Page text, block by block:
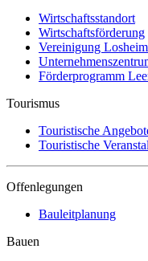
Wirtschaftsstandort
Wirtschaftsförderung
Vereinigung
Förderprogramm
Tourismus
Touristische
Touristische
Offenlegungen
Bauleitplanung
Bauen